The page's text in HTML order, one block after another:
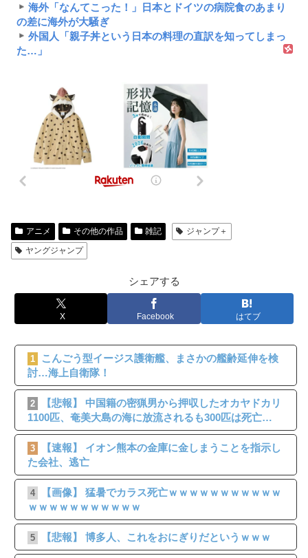
海外「なんてこった！」日本とドイツの病院食のあまり
の差に海外が大騒ぎ
外国人「親子丼という日本の料理の直訳を知ってしまっ
た…」
アニメ その他の作品 雑記
ジャンプ＋
ヤングジャンプ
シェアする
X Facebook はてブ
1
こんごう型イージス護衛艦、まさかの艦齢延伸を検
討…海上自衛隊！
2
【悲報】 中国籍の密猟男から押収したオカヤドカリ
1100匹、奄美大島の海に放流されるも300匹は死亡…
3
【速報】 イオン熊本の金庫に金しまうことを指示し
た会社、逃亡
4
【画像】 猛暑でカラス死亡ｗｗｗｗｗｗｗｗｗｗｗ
ｗｗｗｗｗｗｗｗｗｗｗ
5 【悲報】 博多人、これをおにぎりだというｗｗｗ